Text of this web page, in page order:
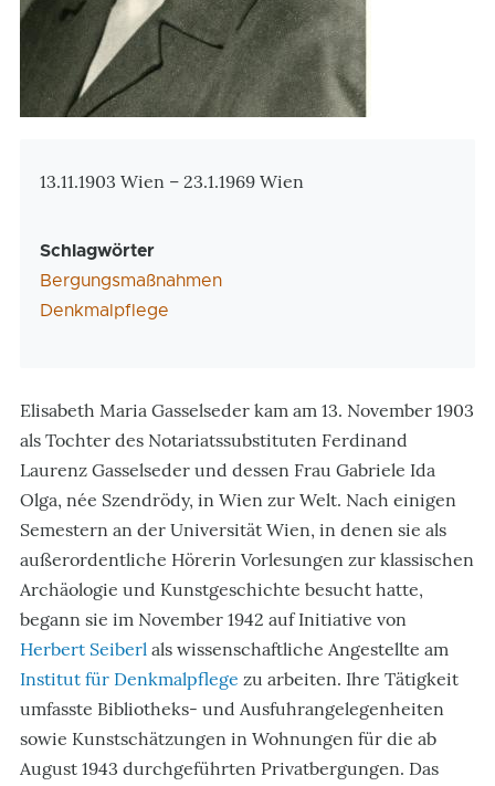
Zusatzinformationen
13.11.1903 Wien – 23.1.1969 Wien
Schlagwörter
Bergungsmaßnahmen
Denkmalpflege
Elisabeth Maria Gasselseder kam am 13. November 1903
als Tochter des Notariatssubstituten Ferdinand
Laurenz Gasselseder und dessen Frau Gabriele Ida
Olga, née Szendrödy, in Wien zur Welt. Nach einigen
Semestern an der Universität Wien, in denen sie als
außerordentliche Hörerin Vorlesungen zur klassischen
Archäologie und Kunstgeschichte besucht hatte,
begann sie im November 1942 auf Initiative von
Herbert Seiberl als wissenschaftliche Angestellte am
Institut für Denkmalpflege zu arbeiten. Ihre Tätigkeit
umfasste Bibliotheks- und Ausfuhrangelegenheiten
sowie Kunstschätzungen in Wohnungen für die ab
August 1943 durchgeführten Privatbergungen. Das